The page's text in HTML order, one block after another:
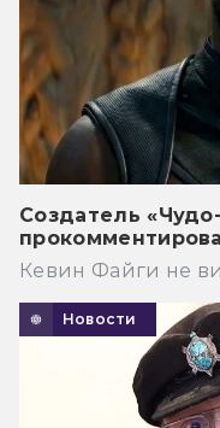
Создатель
Кевин Файги не
Новости